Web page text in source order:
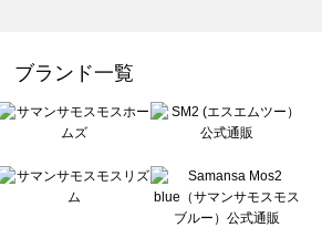
モスモス ブルー）のボトムス一覧
トムス一覧
一覧
ラシック）のボトムス一覧
）のボトムス一覧
ルー）のボトムス一覧
ボトムス一覧
ブランド一覧